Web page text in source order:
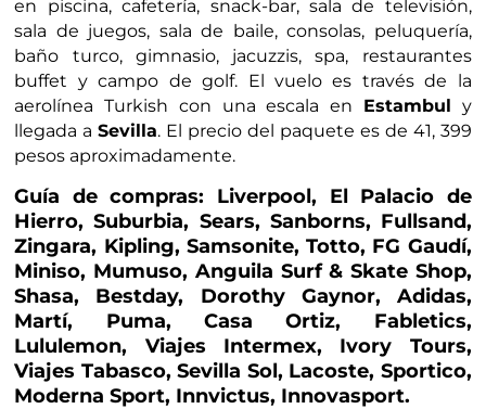
en piscina, cafetería, snack-bar, sala de televisión,
sala de juegos, sala de baile, consolas, peluquería,
baño turco, gimnasio, jacuzzis, spa, restaurantes
buffet y campo de golf. El vuelo es través de la
aerolínea Turkish con una escala en Estambul y
llegada aSevilla. El precio del paquete es de 41, 399
pesos aproximadamente.
Guía de compras: Liverpool, El Palacio de
Hierro, Suburbia, Sears, Sanborns, Fullsand,
Zingara, Kipling, Samsonite, Totto, FG Gaudí,
Miniso, Mumuso, Anguila Surf & Skate Shop,
Shasa, Bestday, Dorothy Gaynor, Adidas,
Martí, Puma, Casa Ortiz, Fabletics,
Lululemon, Viajes Intermex, Ivory Tours,
Viajes Tabasco, Sevilla Sol, Lacoste, Sportico,
Moderna Sport, Innvictus, Innovasport.